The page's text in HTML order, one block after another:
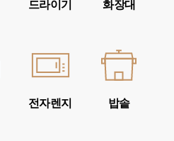
드라이기 화장대
전자렌지 밥솥